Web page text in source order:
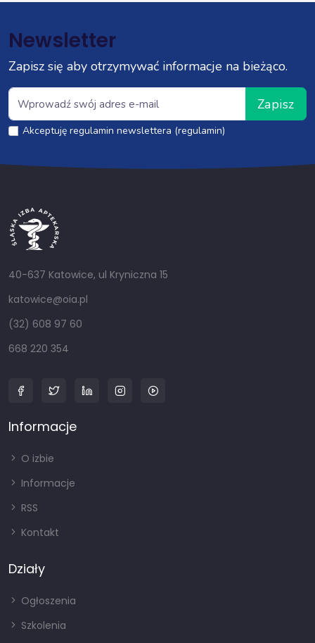
Newsletter
Zapisz się aby otrzymywać informacje na bieżąco.
Zapisz
Akceptuję regulamin newslettera (regulamin)
40-637 Katowice, ul Kryniczna 15
katowice@oia.pl
(32) 608 97 60
668 220 354
Informacje
O izbie
Informacje
RSS
Kontakt
Działy
Ogłoszenia
Szkolenia